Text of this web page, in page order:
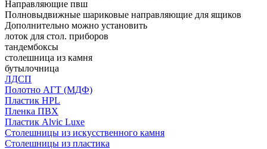
Направляющие пвш
Полновыдвижные шариковые направляющие для ящиков
Дополнительно можно установить
лоток для стол. приборов
тандембоксы
столешница из камня
бутылочница
ЛДСП
Полотно АГТ (МДФ)
Пластик HPL
Пленка ПВХ
Пластик Alvic Luxe
Столешницы из искусственного камня
Столешницы из пластика